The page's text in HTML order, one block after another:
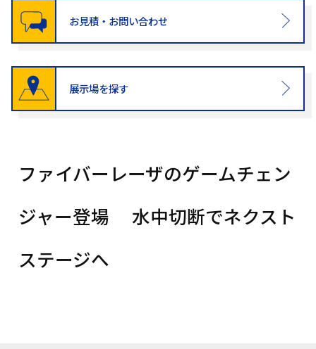
お見積・お問い合わせ
展示場を探す
ファイバーレーザのゲームチェン
ジャー登場 水中切断でネクスト
ステージへ